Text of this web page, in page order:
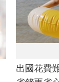
出國花費